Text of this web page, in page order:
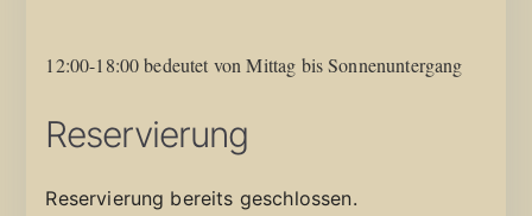
12:00-18:00 bedeutet von Mittag bis Sonnenuntergang
Reservierung
Reservierung bereits geschlossen.